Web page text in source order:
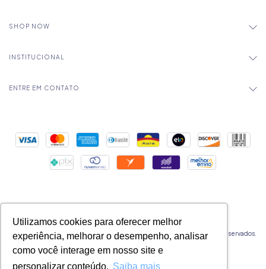
Utilizamos cookies para oferecer melhor
experiência, melhorar o desempenho, analisar
como você interage em nosso site e
personalizar conteúdo. Saiba mais
SHOP NOW
INSTITUCIONAL
ENTRE EM CONTATO
Copyright Mica Chocolates - 32524177000183 - 2026. Todos os direitos reservados.